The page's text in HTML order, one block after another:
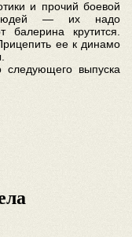
и прочий боевой
людей — их надо
балерина крутится.
ее к динамо
выпуска